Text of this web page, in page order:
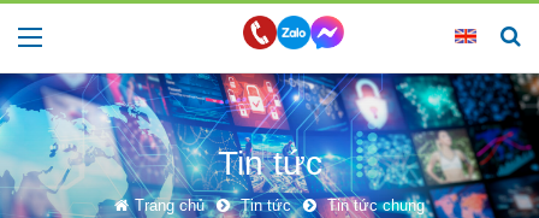
Tin tức
Trang chủ Tin tức Tin tức chung